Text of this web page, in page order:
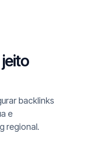
backlinks
e
regional.